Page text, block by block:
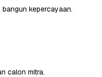
kepercayaan.
calon mitra.